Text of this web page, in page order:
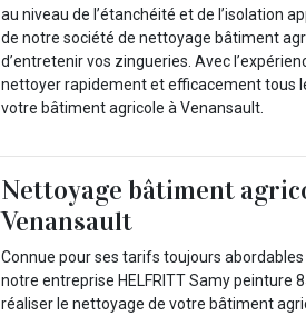
au niveau de l’étanchéité et de l’isolation
de notre société de nettoyage bâtiment
d’entretenir vos zingueries. Avec
nettoyer rapidement et efficacement tous
votre bâtiment agricole à Venansault.
Nettoyage bâtiment
Venansault
Connue pour ses tarifs toujours
notre entreprise HELFRITT Samy peinture
réaliser le nettoyage de votre bâtiment